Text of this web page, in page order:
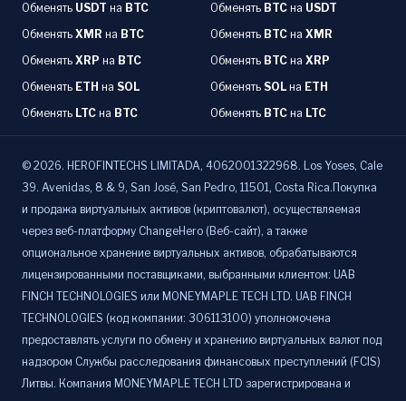
Обменять USDT на BTC Обменять BTC на USDT
Обменять XMR на BTC Обменять BTC на XMR
Обменять XRP на BTC Обменять BTC на XRP
Обменять ETH на SOL Обменять SOL на ETH
Обменять LTC на BTC Обменять BTC на LTC
© 2026. HEROFINTECHS LIMITADA, 4062001322968. Los Yoses, Cale
39. Avenidas, 8 & 9, San José, San Pedro, 11501, Costa Rica.Покупка
и продажа виртуальных активов (криптовалют), осуществляемая
через веб-платформу ChangeHero (Веб-сайт), а также
опциональное хранение виртуальных активов, обрабатываются
лицензированными поставщиками, выбранными клиентом: UAB
FINCH TECHNOLOGIES или MONEYMAPLE TECH LTD. UAB FINCH
TECHNOLOGIES (код компании: 306113100) уполномочена
предоставлять услуги по обмену и хранению виртуальных валют под
надзором Службы расследования финансовых преступлений (FCIS)
Литвы. Компания MONEYMAPLE TECH LTD зарегистрирована и